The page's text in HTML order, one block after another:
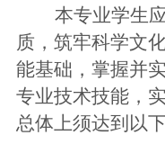
本专业学生
质，筑牢科学文
能基础，掌握并
专业技术技能，
总体上须达到以